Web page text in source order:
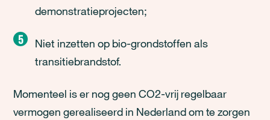
demonstratieprojecten;
Niet inzetten op bio-grondstoffen als
transitiebrandstof.
Momenteel is er nog geen CO2-vrij regelbaar
vermogen gerealiseerd in Nederland om te zorgen